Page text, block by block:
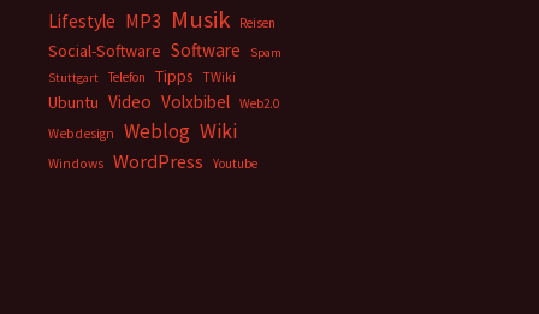
Lifestyle MP3 Musik Reisen
Social-Software Software
Spam
Stuttgart
Telefon Tipps TWiki
Ubuntu Video Volxbibel Web2.0
Webdesign
Weblog Wiki
Windows WordPress Youtube